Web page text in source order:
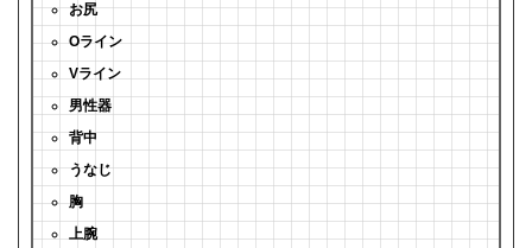
お尻
Oライン
Vライン
男性器
背中
うなじ
胸
上腕